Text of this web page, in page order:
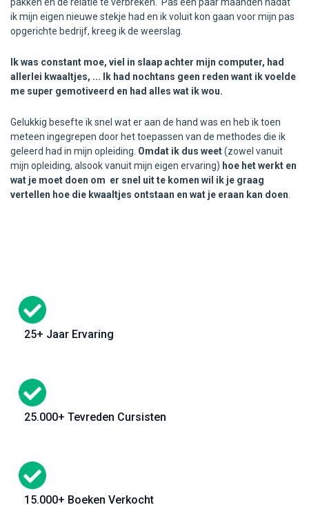
ik mijn eigen nieuwe stekje had en ik voluit kon gaan voor mijn pas
opgerichte bedrijf, kreeg ik de weerslag.
Ik was constant moe, viel in slaap achter mijn computer, had
allerlei kwaaltjes, ... Ik had nochtans geen reden want ik voelde
me super gemotiveerd en had alles wat ik wou.
Gelukkig besefte ik snel wat er aan de hand was en heb ik toen
meteen ingegrepen door het toepassen van de methodes die ik
geleerd had in mijn opleiding. Omdat ik dus weet(zowel vanuit
mijn opleiding, alsook vanuit mijn eigen ervaring) hoe het werkt en
wat je moet doen om er snel uit te komen wil ik je graag
vertellen hoe die kwaaltjes ontstaan en wat je eraan kan doen
25+ Jaar Ervaring
25.000+ Tevreden Cursisten
15.000+ Boeken Verkocht